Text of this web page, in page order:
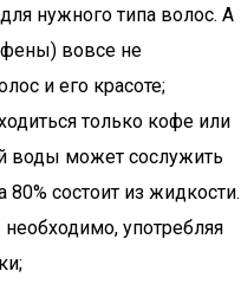
нужного типа волос. А
вовсе не
и его красоте;
только кофе или
воды может сослужить
состоит из жидкости.
употребляя